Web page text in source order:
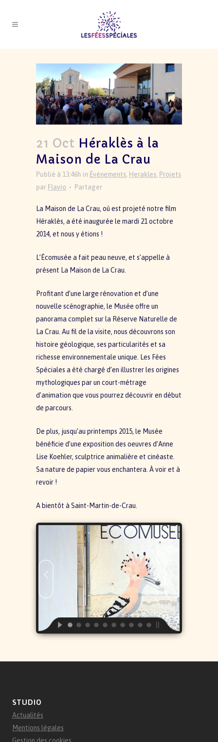
21 Oct Héraklès à la
Maison de La Crau
Publié à 13:46h in Événements, Herakles, Projets
par Flavio Partager
La Maison de La Crau, où est projeté notre film
Héraklès, a été inaugurée le mardi 21 octobre
2014, et nous y étions !
L’Écomusée a fait peau neuve, et s’appelle à
présent La Maison de La Crau.
Profitant d’une large rénovation et d’une
nouvelle scénographie, le Musée offre un
panorama complet sur la Réserve Naturelle de
La Crau. Au fil de la visite, nous découvrons son
histoire géologique, ses particularités et sa
richesse environnementale unique. Les Fées
Spéciales a été chargé d’en illustrer les origines
mythologiques par un court­-métrage
d’animation que vous pourrez découvrir en début
de parcours.
De plus, jusqu’au printemps 2015, le Musée
bénéficie d’une exposition des oeuvres d’Anne
Lise Koehler, sculptrice animalière et cinéaste.
Sa nature de papier vous enchantera. À voir et à
revoir !
A bientôt à Saint-­Martin-­de-­Crau.
STUDIO
Actualités
Mentions légales